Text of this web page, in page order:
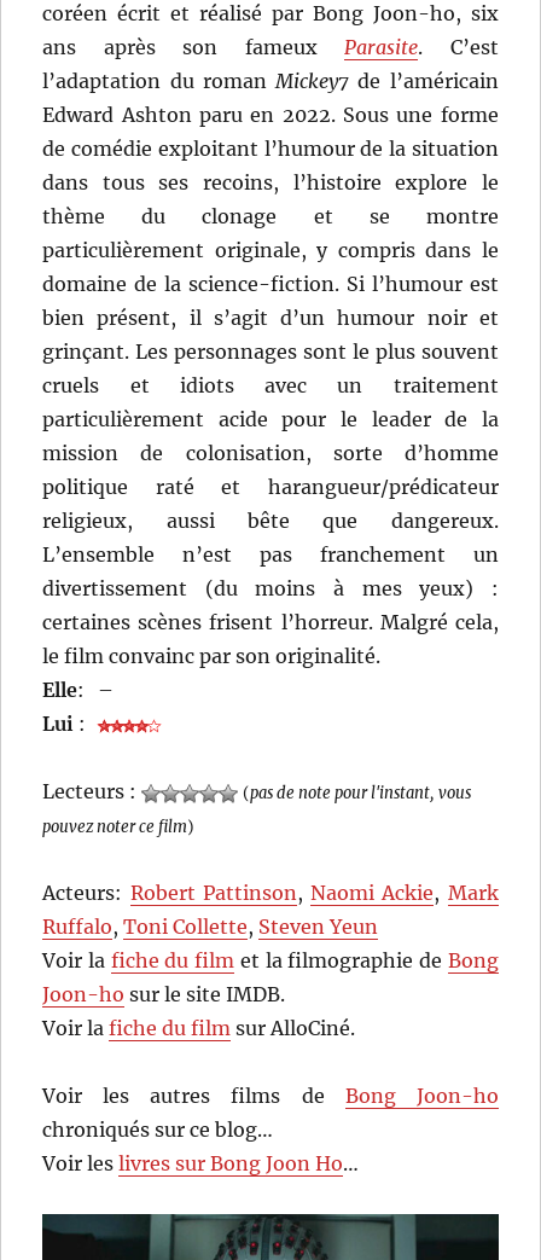
coréen écrit et réalisé par Bong Joon-ho, six
ans après son fameuxParasite. C’est
l’adaptation du romanMickey7 de l’américain
Edward Ashton paru en 2022. Sous une forme
de comédie exploitant l’humour de la situation
dans tous ses recoins, l’histoire explore le
thème du clonage et se montre
particulièrement originale, y compris dans le
domaine de la science-fiction. Si l’humour est
bien présent, il s’agit d’un humour noir et
grinçant. Les personnages sont le plus souvent
cruels et idiots avec un traitement
particulièrement acide pour le leader de la
mission de colonisation, sorte d’homme
politique raté et harangueur/prédicateur
religieux, aussi bête que dangereux.
L’ensemble n’est pas franchement un
divertissement (du moins à mes yeux) :
certaines scènes frisent l’horreur. Malgré cela,
le film convainc par son originalité.
Elle:
–
Lui :
Lecteurs : (pas de note pour l'instant, vous
pouvez noter ce film)
Acteurs: Robert Pattinson,Naomi Ackie, Mark
Ruffalo,Toni Collette, Steven Yeun
Voir la fiche du film et la filmographie de Bong
Joon-ho sur le site IMDB.
Voir lafiche du film sur AlloCiné.
Voir les autres films de Bong Joon-ho
chroniqués sur ce blog…
Voir leslivres sur Bong Joon Ho…